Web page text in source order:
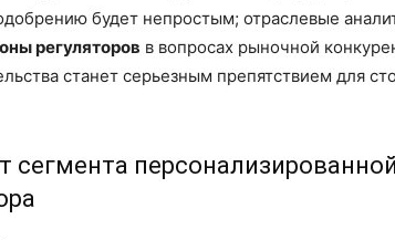
будет непростым; отраслевые
регуляторов в вопросах рыночной
станет серьезным препятствием для
сегмента